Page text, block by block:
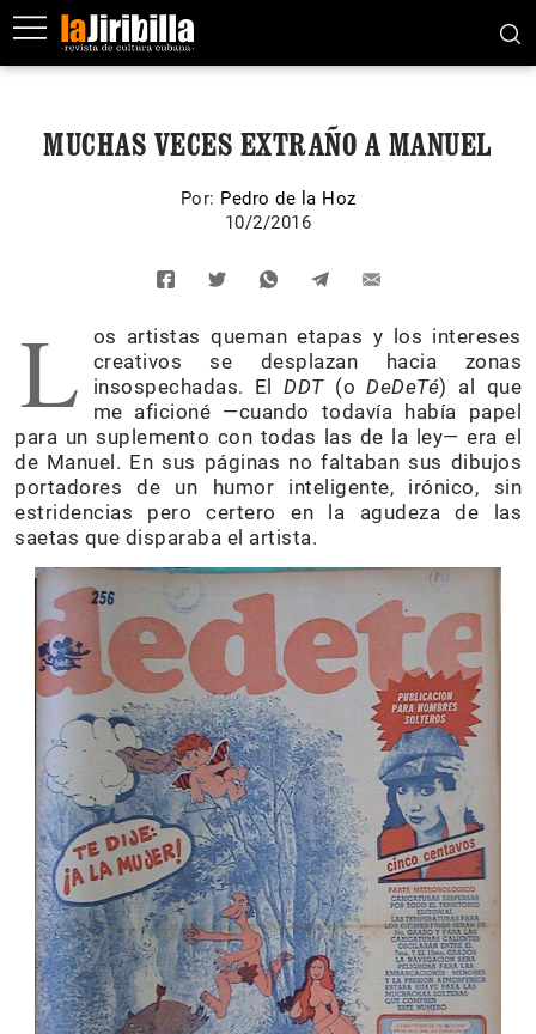
MUCHAS VECES EXTRAÑO A MANUEL
Por: Pedro de la Hoz
10/2/2016
L
os artistas queman etapas y los intereses
creativos se desplazan hacia zonas
insospechadas. ElDDT(oDeDeTé) al que
me aficioné —cuando todavía había papel
para un suplemento con todas las de la ley— era el
de Manuel. En sus páginas no faltaban sus dibujos
portadores de un humor inteligente, irónico, sin
estridencias pero certero en la agudeza de las
saetas que disparaba el artista.